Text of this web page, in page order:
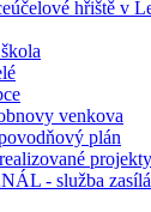
hřiště v
venkova
plán
projekty
- služba